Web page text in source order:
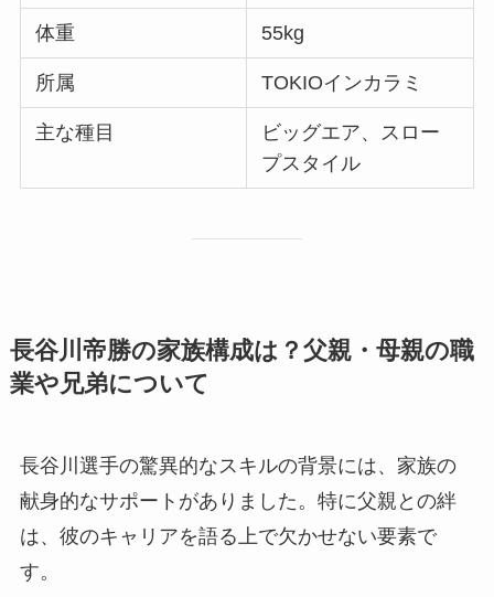
体重 55kg
所属 TOKIOインカラミ
主な種目
ビッグエア、スロー
プスタイル
長谷川帝勝の家族構成は？父親・母親の職
業や兄弟について
長谷川選手の驚異的なスキルの背景には、家族の
献身的なサポートがありました。特に父親との絆
は、彼のキャリアを語る上で欠かせない要素で
す。